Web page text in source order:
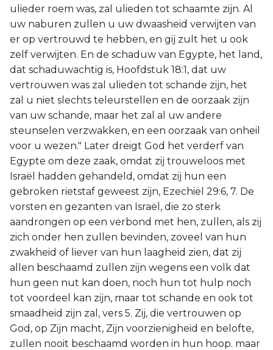
ulieder roem was, zal ulieden tot schaamte zijn. Al
uw naburen zullen u uw dwaasheid verwijten van
er op vertrouwd te hebben, en gij zult het u ook
zelf verwijten. En de schaduw van Egypte, het land,
dat schaduwachtig is, Hoofdstuk 18:1, dat uw
vertrouwen was zal ulieden tot schande zijn, het
zal u niet slechts teleurstellen en de oorzaak zijn
van uw schande, maar het zal al uw andere
steunselen verzwakken, en een oorzaak van onheil
voor u wezen." Later dreigt God het verderf van
Egypte om deze zaak, omdat zij trouweloos met
Israël hadden gehandeld, omdat zij hun een
gebroken rietstaf geweest zijn, Ezechiël 29:6, 7. De
vorsten en gezanten van Israël, die zo sterk
aandrongen op een verbond met hen, zullen, als zij
zich onder hen zullen bevinden, zoveel van hun
zwakheid of liever van hun laagheid zien, dat zij
allen beschaamd zullen zijn wegens een volk dat
hun geen nut kan doen, noch hun tot hulp noch
tot voordeel kan zijn, maar tot schande en ook tot
smaadheid zijn zal, vers 5. Zij, die vertrouwen op
God, op Zijn macht, Zijn voorzienigheid en belofte,
zullen nooit beschaamd worden in hun hoop. maar